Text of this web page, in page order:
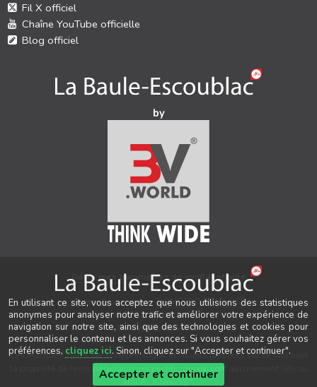
Fil X officiel
Chaîne YouTube officielle
Blog officiel
by
Gérer mes paramètres de confidentialité
Auteur & conception 3V.WORLD&New3S ®
© 2021-2026 New3S®
Tous droits réservés.
Les marques, noms de sociétés, logos et visuels présents sur ce site sont
la propriété de leurs détenteurs respectifs, qui ne sont aucunement liés ou
affiliés à New3S ®.
En utilisant ce site, vous acceptez que nous utilisions des statistiques
anonymes pour analyser notre trafic et améliorer votre expérience de
navigation sur notre site, ainsi que des technologies et cookies pour
personnaliser le contenu et les annonces. Si vous souhaitez gérer vos
préférences, cliquez ici. Sinon, cliquez sur "Accepter et continuer".
Accepter et continuer